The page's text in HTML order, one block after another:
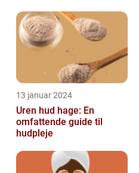
13 januar 2024
Uren hud hage: En
omfattende guide til
hudpleje